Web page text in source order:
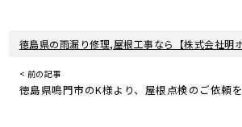
徳島県の雨漏り修理,屋根工事なら【株式会社明
< 前の記事
徳島県鳴門市のK様より、屋根点検のご依頼